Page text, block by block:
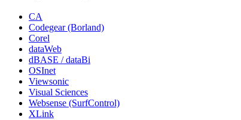
CA
Codegear (Borland)
Corel
dataWeb
dBASE / dataBi
OSInet
Viewsonic
Visual Sciences
Websense (SurfControl)
XLink